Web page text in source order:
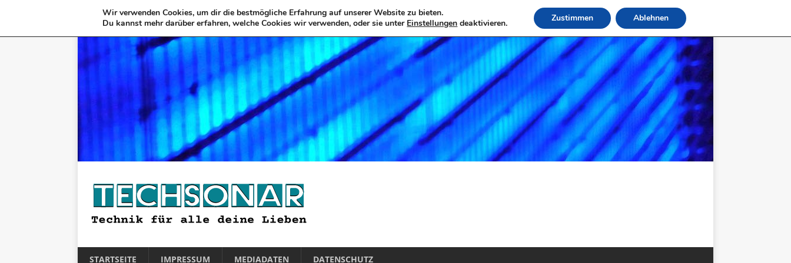
STARTSEITE IMPRESSUM MEDIADATEN DATENSCHUTZ
Wir verwenden Cookies, um dir die bestmögliche Erfahrung auf unserer Website zu bieten.
Du kannst mehr darüber erfahren, welche Cookies wir verwenden, oder sie unter Einstellungen deaktivieren. Zustimmen Ablehnen